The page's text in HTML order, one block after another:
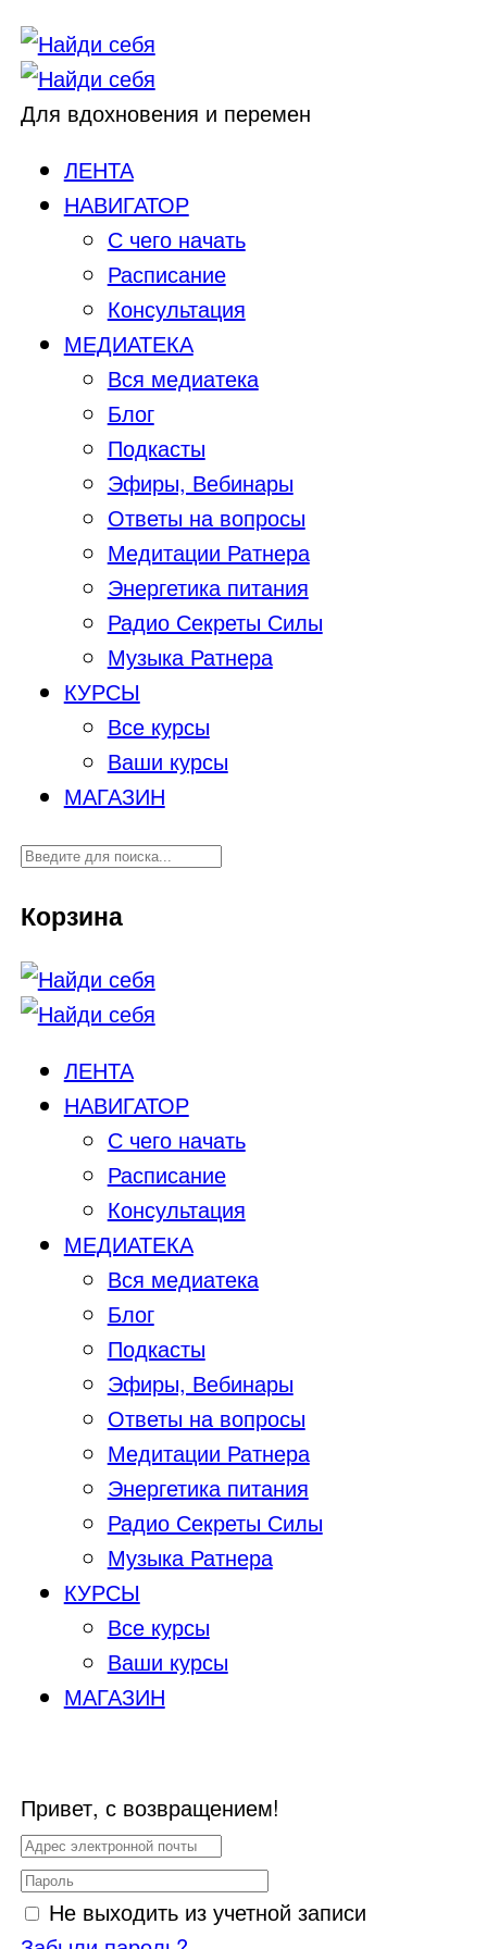
Для вдохновения и перемен
ЛЕНТА
НАВИГАТОР
С чего начать
Расписание
Консультация
МЕДИАТЕКА
Вся медиатека
Блог
Подкасты
Эфиры, Вебинары
Ответы на вопросы
Медитации Ратнера
Энергетика питания
Радио Секреты Силы
Музыка Ратнера
КУРСЫ
Все курсы
Ваши курсы
МАГАЗИН
Корзина
ЛЕНТА
НАВИГАТОР
С чего начать
Расписание
Консультация
МЕДИАТЕКА
Вся медиатека
Блог
Подкасты
Эфиры, Вебинары
Ответы на вопросы
Медитации Ратнера
Энергетика питания
Радио Секреты Силы
Музыка Ратнера
КУРСЫ
Все курсы
Ваши курсы
МАГАЗИН
Привет, с возвращением!
Не выходить из учетной записи